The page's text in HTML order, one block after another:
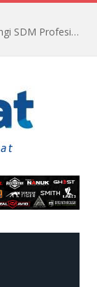
Modernisasi Alutsista TNI AU Harus Diimbangi SDM Profesional dan Berkualitas